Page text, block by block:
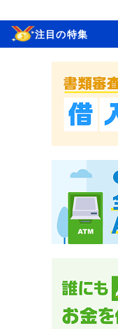
注目の特集